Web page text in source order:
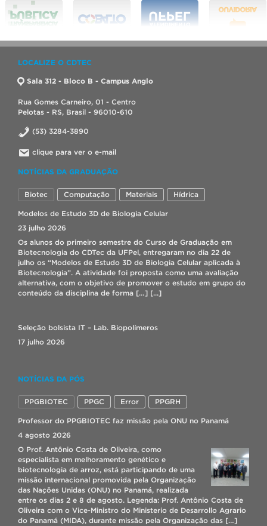
LOCALIZE O CDTEC
Sala 312 - Bloco B - Campus Anglo
Rua Gomes Carneiro, 01 - Centro
Pelotas - RS, Brasil - 96010-610
(53) 3284-3890
clique para ver o e-mail
NOTÍCIAS DA GRADUAÇÃO
Biotec Computação Materiais Hídrica
Modelos de Estudo 3D de Biologia Celular
23 julho 2026
Os alunos do primeiro semestre do Curso de Graduação em
Biotecnologia do CDTec da UFPel, entregaram no dia 22 de
julho os “Modelos de Estudo 3D de Biologia Celular aplicada à
Biotecnologia”. A atividade foi proposta como uma avaliação
alternativa, com o objetivo de promover o estudo em grupo do
conteúdo da disciplina de forma […] [...]
Seleção bolsista IT – Lab. Biopolímeros
17 julho 2026
7 agosto 2026
Prezados(as)! Lembramos que o período para solicitação de
correção de matrícula on-line acontece de 08 a 09/08/2026,
através do Cobalto no menu: “Aluno – Cadastros – Correção de
matricula”. Durante o período de correção, o aluno poderá fazer
ajustes na matrícula (inclusão e/ou exclusão de disciplinas),
porém a efetivação da matrícula dependerá da existência de […]
[...]
ORIENTAÇÕES PARA REMATRÍCULA 2026/2
4 agosto 2026
Orientações para a solicitação de rematrícula do semestre letivo
NOTÍCIAS DA PÓS
PPGBIOTEC PPGC Error PPGRH
Professor do PPGBIOTEC faz missão pela ONU no Panamá
4 agosto 2026
O Prof. Antônio Costa de Oliveira, como
especialista em melhoramento genético e
biotecnologia de arroz, está participando de uma
missão internacional promovida pela Organização
das Nações Unidas (ONU) no Panamá, realizada
entre os dias 2 e 8 de agosto. Legenda: Prof. Antônio Costa de
Oliveira com o Vice-Ministro do Ministerio de Desarrollo Agrario
do Panamá (MIDA), durante missão pela Organização das […]